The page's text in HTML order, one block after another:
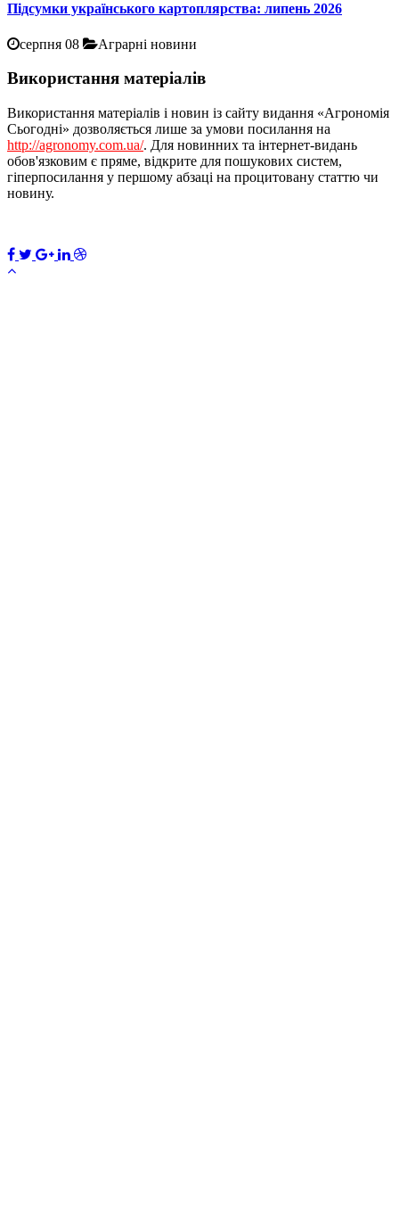
Підсумки українського картоплярства: липень 2026
серпня 08 Аграрні новини
Використання матеріалів
Використання матеріалів і новин із сайту видання «Агрономія
Сьогодні» дозволяється лише за умови посилання на
http://agronomy.com.ua/. Для новинних та інтернет-видань
обов'язковим є пряме, відкрите для пошукових систем,
гіперпосилання у першому абзаці на процитовану статтю чи
новину.